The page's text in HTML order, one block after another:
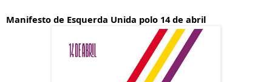
Manifesto de Esquerda Unida polo 14 de abril